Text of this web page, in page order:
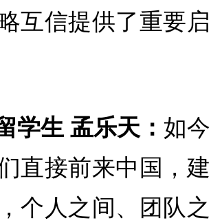
互信提供了重要启
学生 孟乐天： 如今
直接前来中国，建
个人之间、团队之